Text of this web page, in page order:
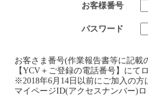
お客様番号
パスワード
お客さま番号(作業報告書等に記載
【YCV＋ご登録の電話番号】にて
※2018年6月14日以前にご加入の
マイページID(アクセスナンバー)